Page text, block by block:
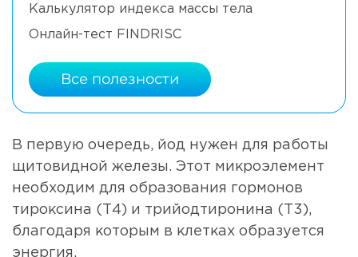
Калькулятор индекса массы тела
Онлайн-тест FINDRISC
Все полезности
В первую очередь, йод нужен для работы
щитовидной железы. Этот микроэлемент
необходим для образования гормонов
тироксина (Т4) и трийодтиронина (Т3),
благодаря которым в клетках образуется
энергия.